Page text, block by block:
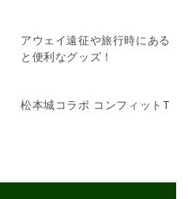
アウェイ遠征や旅行時にある
と便利なグッズ！
松本城コラボ コンフィットT